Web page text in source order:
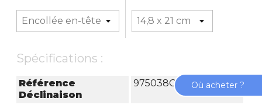
Spécifications :
Référence
Déclinaison
975038C Où acheter ?